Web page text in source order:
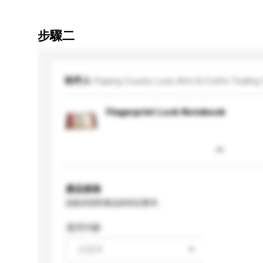
步驟二
收件人 Pujiang County Luxiu Arts & Crafts Trading
Fingerprint Lock Notebook
產品規格
適用年齡